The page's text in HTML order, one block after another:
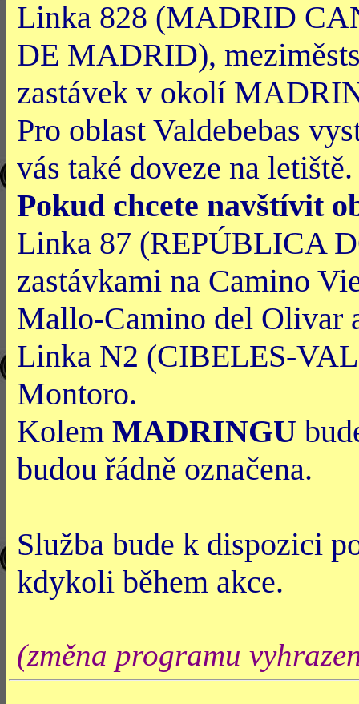
Linka 828 (MADRID
DE MADRID),
zastávek v okolí
Pro oblast Valdebebas
vás také doveze na letiště.
Pokud chcete navštívit
Linka 87 (REPÚBLICA
zastávkami na Camino
Mallo-Camino del Olivar
Linka N2 (CIBELES-
Montoro.
Kolem MADRINGU
budou řádně označena.
Služba bude k dispozici
kdykoli během akce.
(změna programu